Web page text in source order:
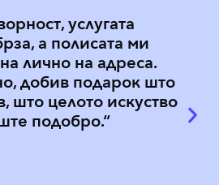
услугата
а полисата ми
лично на адреса.
добив подарок што
што целото искуство
подобро.“